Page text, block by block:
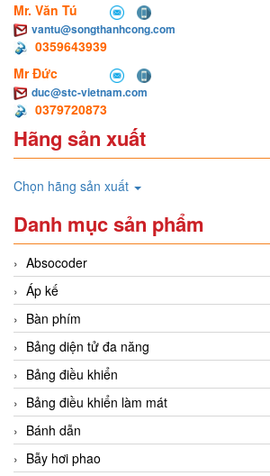
Mr. Văn Tú
vantu@songthanhcong.com
0359643939
Mr Đức
duc@stc-vietnam.com
0379720873
Hãng sản xuất
Chọn hãng sản xuất
Danh mục sản phẩm
Absocoder
Áp kế
Bàn phím
Bảng diện tử đa năng
Bảng điều khiển
Bảng điều khiển làm mát
Bánh dẫn
Bẫy hơi phao